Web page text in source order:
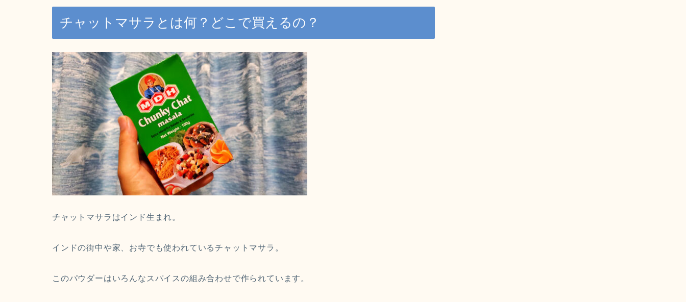
チャットマサラとは何？どこで買えるの？
チャットマサラはインド生まれ。
インドの街中や家、お寺でも使われているチャットマサラ。
このパウダーはいろんなスパイスの組み合わせで作られています。